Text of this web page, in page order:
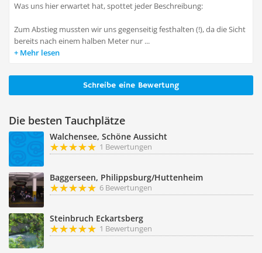
Was uns hier erwartet hat, spottet jeder Beschreibung:
Zum Abstieg mussten wir uns gegenseitig festhalten (!), da die Sicht
bereits nach einem halben Meter nur ...
Mehr lesen
Schreibe eine Bewertung
Die besten Tauchplätze
Walchensee, Schöne Aussicht
1 Bewertungen
Baggerseen, Philippsburg/Huttenheim
6 Bewertungen
Steinbruch Eckartsberg
1 Bewertungen